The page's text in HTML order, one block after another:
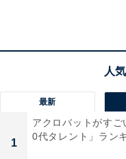
最新
1
アクロバットがす
0代タレント」ラン